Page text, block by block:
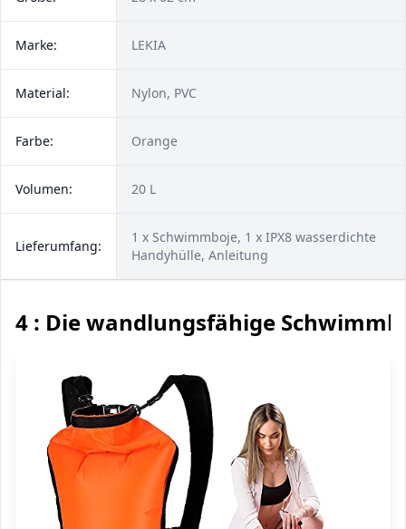
Marke: LEKIA
Material: Nylon, PVC
Farbe: Orange
Volumen: 20 L
Lieferumfang:
1 x Schwimmboje, 1 x IPX8 wasserdichte
Handyhülle, Anleitung
4 : Die wandlungsfähige